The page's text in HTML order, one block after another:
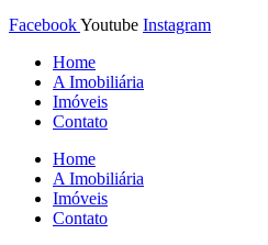
FacebookYoutube Instagram
Home
A Imobiliária
Imóveis
Contato
Home
A Imobiliária
Imóveis
Contato